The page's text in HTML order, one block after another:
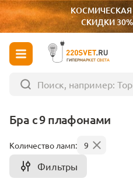
СКИДКИ
ГИПЕРМАРКЕТ СВЕТА
Бра с 9 плафонами
Количество ламп: 9
Фильтры